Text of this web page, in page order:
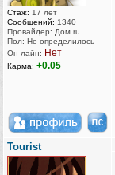
Стаж: 17 лет
Сообщений: 1340
Провайдер: Дом.ru
Пол: Не определилось
Он-лайн: Нет
Карма: +0.05
Tourist